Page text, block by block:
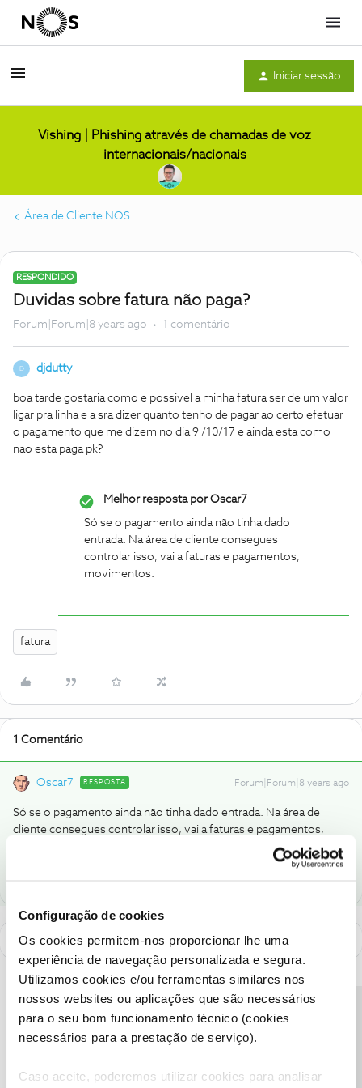
Configuração de cookies
Os cookies permitem-nos proporcionar lhe uma
experiência de navegação personalizada e segura.
Utilizamos cookies e/ou ferramentas similares nos
nossos websites ou aplicações que são necessários
para o seu bom funcionamento técnico (cookies
necessários para a prestação de serviço).
Caso aceite, poderemos utilizar cookies para analisar
Menu
Iniciar sessão
Vishing | Phishing através de chamadas de voz
internacionais/nacionais
Área de Cliente NOS
RESPONDIDO
Duvidas sobre fatura não paga?
Forum|Forum|8 years ago 1 comentário
D djdutty
boa tarde gostaria como e possivel a minha fatura ser de um valor
ligar pra linha e a sra dizer quanto tenho de pagar ao certo efetuar
o pagamento que me dizem no dia 9 /10/17 e ainda esta como
nao esta paga pk?
Melhor resposta porOscar7
Só se o pagamento ainda não tinha dado
entrada. Na área de cliente consegues
controlar isso, vai a faturas e pagamentos,
movimentos.
fatura
1 Comentário
Oscar7 RESPOSTA Forum|Forum|8 years ago
Só se o pagamento ainda não tinha dado entrada. Na área de
cliente consegues controlar isso, vai a faturas e pagamentos,